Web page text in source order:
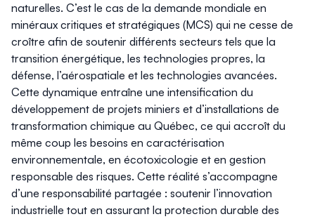
naturelles. C’est le cas de la demande mondiale en
minéraux critiques et stratégiques (MCS) qui ne cesse de
croître afin de soutenir différents secteurs tels que la
transition énergétique, les technologies propres, la
défense, l’aérospatiale et les technologies avancées.
Cette dynamique entraîne une intensification du
développement de projets miniers et d’installations de
transformation chimique au Québec, ce qui accroît du
même coup les besoins en caractérisation
environnementale, en écotoxicologie et en gestion
responsable des risques. Cette réalité s’accompagne
d’une responsabilité partagée : soutenir l’innovation
industrielle tout en assurant la protection durable des